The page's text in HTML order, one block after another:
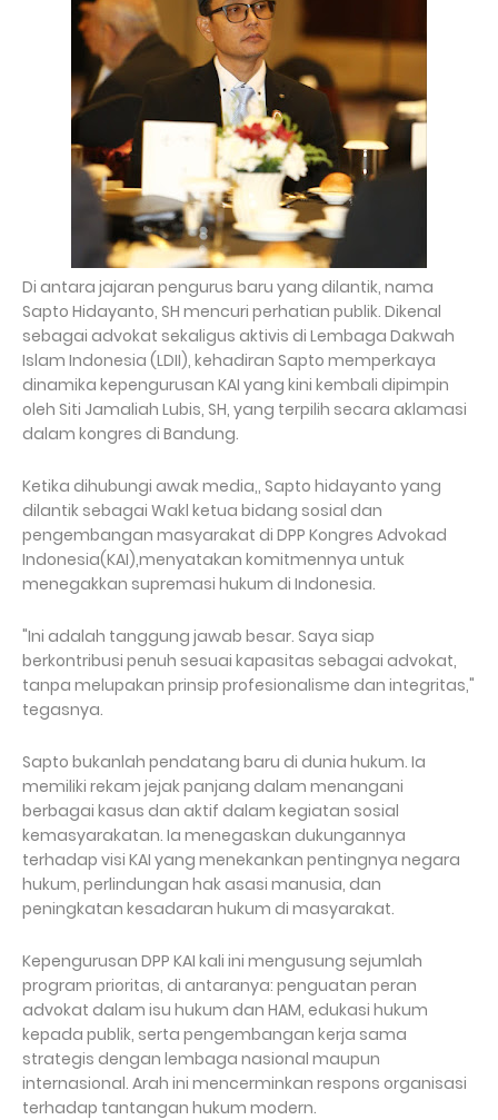
Di antara jajaran pengurus baru yang dilantik, nama
Sapto Hidayanto, SH mencuri perhatian publik. Dikenal
sebagai advokat sekaligus aktivis di Lembaga Dakwah
Islam Indonesia (LDII), kehadiran Sapto memperkaya
dinamika kepengurusan KAI yang kini kembali dipimpin
oleh Siti Jamaliah Lubis, SH, yang terpilih secara aklamasi
dalam kongres di Bandung.
Ketika dihubungi awak media,, Sapto hidayanto yang
dilantik sebagai Wakl ketua bidang sosial dan
pengembangan masyarakat di DPP Kongres Advokad
Indonesia(KAI),menyatakan komitmennya untuk
menegakkan supremasi hukum di Indonesia.
"Ini adalah tanggung jawab besar. Saya siap
berkontribusi penuh sesuai kapasitas sebagai advokat,
tanpa melupakan prinsip profesionalisme dan integritas,"
tegasnya.
Sapto bukanlah pendatang baru di dunia hukum. Ia
memiliki rekam jejak panjang dalam menangani
berbagai kasus dan aktif dalam kegiatan sosial
kemasyarakatan. Ia menegaskan dukungannya
terhadap visi KAI yang menekankan pentingnya negara
hukum, perlindungan hak asasi manusia, dan
peningkatan kesadaran hukum di masyarakat.
Kepengurusan DPP KAI kali ini mengusung sejumlah
program prioritas, di antaranya: penguatan peran
advokat dalam isu hukum dan HAM, edukasi hukum
kepada publik, serta pengembangan kerja sama
strategis dengan lembaga nasional maupun
internasional. Arah ini mencerminkan respons organisasi
terhadap tantangan hukum modern.